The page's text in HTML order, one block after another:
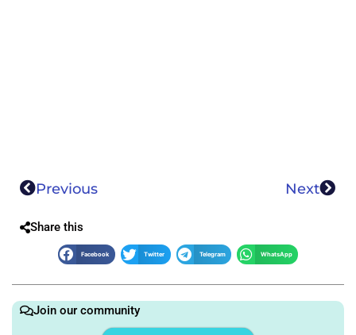
Previous Next
Share this
Facebook Twitter Telegram WhatsApp
Join our community